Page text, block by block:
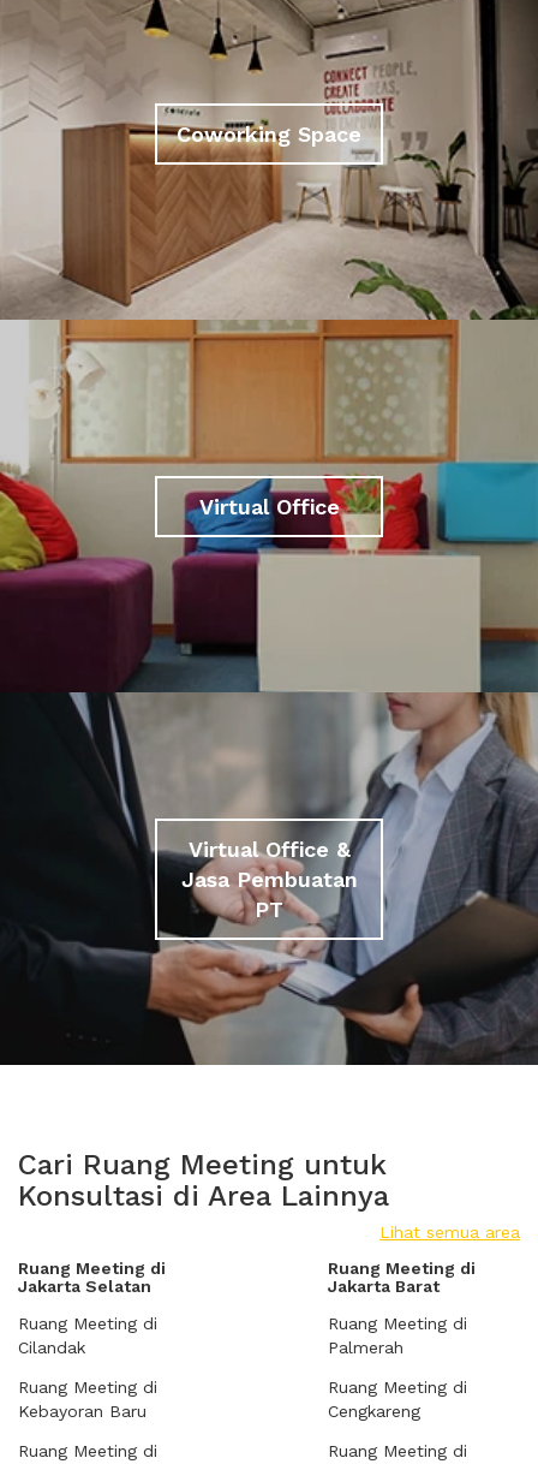
Coworking Space
Virtual Office
Virtual Office &
Jasa Pembuatan
PT
Cari Ruang Meeting untuk
Konsultasi di Area Lainnya
Lihat semua area
Ruang Meeting di
Jakarta Selatan
Ruang Meeting di
Cilandak
Ruang Meeting di
Kebayoran Baru
Ruang Meeting di
Ruang Meeting di
Jakarta Barat
Ruang Meeting di
Palmerah
Ruang Meeting di
Cengkareng
Ruang Meeting di